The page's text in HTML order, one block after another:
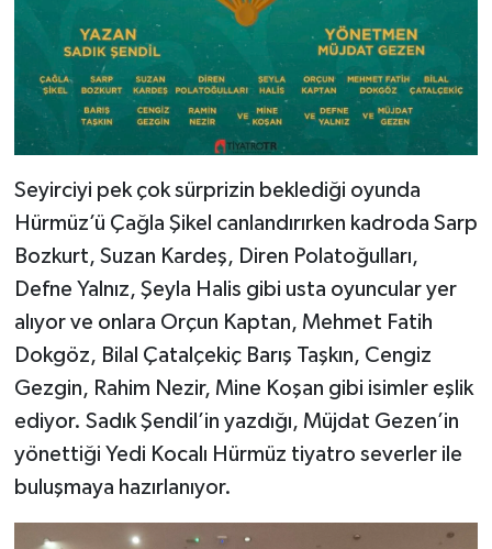
Seyirciyi pek çok sürprizin beklediği oyunda
Hürmüz’ü Çağla Şikel canlandırırken kadroda Sarp
Bozkurt, Suzan Kardeş, Diren Polatoğulları,
Defne Yalnız, Şeyla Halis gibi usta oyuncular yer
alıyor ve onlara Orçun Kaptan, Mehmet Fatih
Dokgöz, Bilal Çatalçekiç Barış Taşkın, Cengiz
Gezgin, Rahim Nezir, Mine Koşan gibi isimler eşlik
ediyor. Sadık Şendil’in yazdığı, Müjdat Gezen’in
yönettiği Yedi Kocalı Hürmüz tiyatro severler ile
buluşmaya hazırlanıyor.